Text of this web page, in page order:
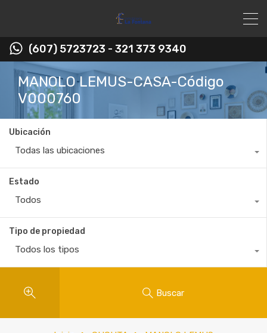
(607) 5723723 - 321 373 9340
MANOLO LEMUS-CASA-Código
V000760
Ubicación
Todas las ubicaciones
Estado
Todos
Tipo de propiedad
Todos los tipos
Buscar